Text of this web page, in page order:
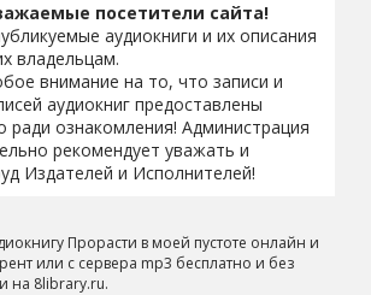
посетители сайта!
аудиокниги и их описания
владельцам.
внимание на то, что записи и
аудиокниг предоставлены
ради ознакомления! Администрация
рекомендует уважать и
Издателей и Исполнителей!
Прорасти в моей пустоте онлайн и
или с сервера mp3 бесплатно и без
на 8library.ru.